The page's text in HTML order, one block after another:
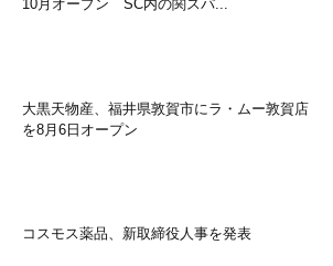
10月オープン SC内の関スパ...
大黒天物産、福井県敦賀市にラ・ムー敦賀店
を8月6日オープン
コスモス薬品、新取締役人事を発表